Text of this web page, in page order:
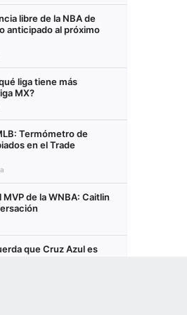
libre de la NBA de
anticipado al próximo
liga tiene más
MX?
Termómetro de
en el Trade
MVP de la WNBA: Caitlin
que Cruz Azul es